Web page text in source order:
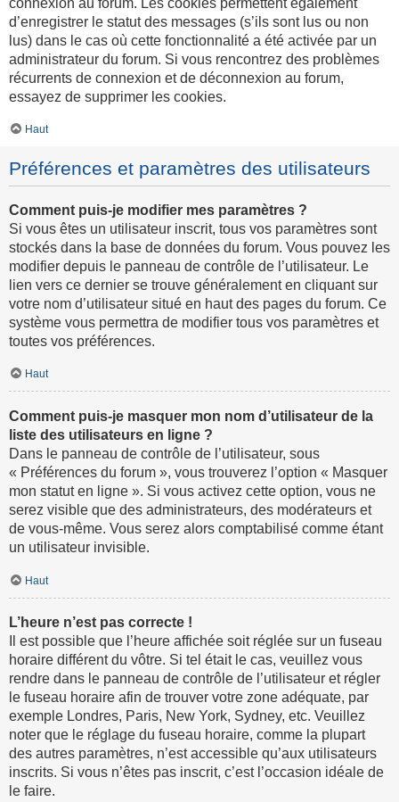
d’enregistrer le statut des messages (s’ils sont lus ou non
lus) dans le cas où cette fonctionnalité a été activée par un
administrateur du forum. Si vous rencontrez des problèmes
récurrents de connexion et de déconnexion au forum,
essayez de supprimer les cookies.
Haut
Préférences et paramètres des utilisateurs
Comment puis-je modifier mes paramètres ?
Si vous êtes un utilisateur inscrit, tous vos paramètres sont
stockés dans la base de données du forum. Vous pouvez les
modifier depuis le panneau de contrôle de l’utilisateur. Le
lien vers ce dernier se trouve généralement en cliquant sur
votre nom d’utilisateur situé en haut des pages du forum. Ce
système vous permettra de modifier tous vos paramètres et
toutes vos préférences.
Haut
Comment puis-je masquer mon nom d’utilisateur de la
liste des utilisateurs en ligne ?
Dans le panneau de contrôle de l’utilisateur, sous
« Préférences du forum », vous trouverez l’option « Masquer
mon statut en ligne ». Si vous activez cette option, vous ne
serez visible que des administrateurs, des modérateurs et
de vous-même. Vous serez alors comptabilisé comme étant
un utilisateur invisible.
Haut
L’heure n’est pas correcte !
Il est possible que l’heure affichée soit réglée sur un fuseau
horaire différent du vôtre. Si tel était le cas, veuillez vous
rendre dans le panneau de contrôle de l’utilisateur et régler
le fuseau horaire afin de trouver votre zone adéquate, par
exemple Londres, Paris, New York, Sydney, etc. Veuillez
noter que le réglage du fuseau horaire, comme la plupart
des autres paramètres, n’est accessible qu’aux utilisateurs
inscrits. Si vous n’êtes pas inscrit, c’est l’occasion idéale de
le faire.